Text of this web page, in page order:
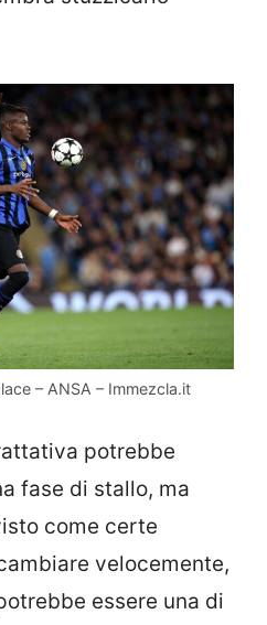
– ANSA – Immezcla.it
potrebbe
fase di stallo, ma
come certe
velocemente,
essere una di